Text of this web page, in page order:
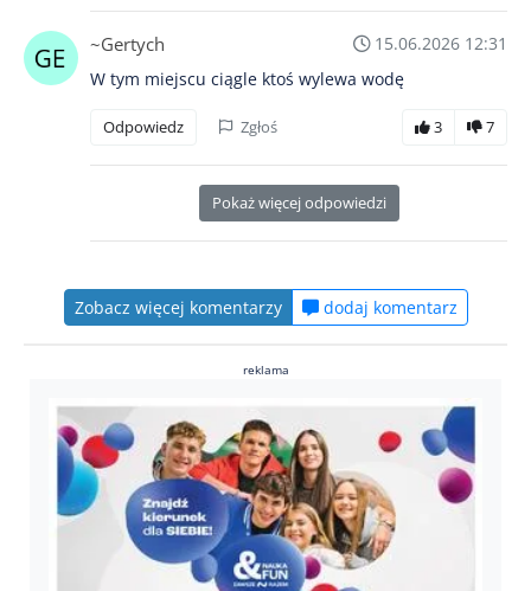
~Gertych
15.06.2026 12:31
W tym miejscu ciągle ktoś wylewa wodę
Odpowiedz Zgłoś 3 7
Pokaż więcej odpowiedzi
Zobacz więcej komentarzy dodaj komentarz
reklama